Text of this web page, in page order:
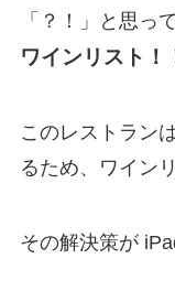
「？！」と思っ
ワインリスト！
このレストラン
るため、ワイン
その解決策が